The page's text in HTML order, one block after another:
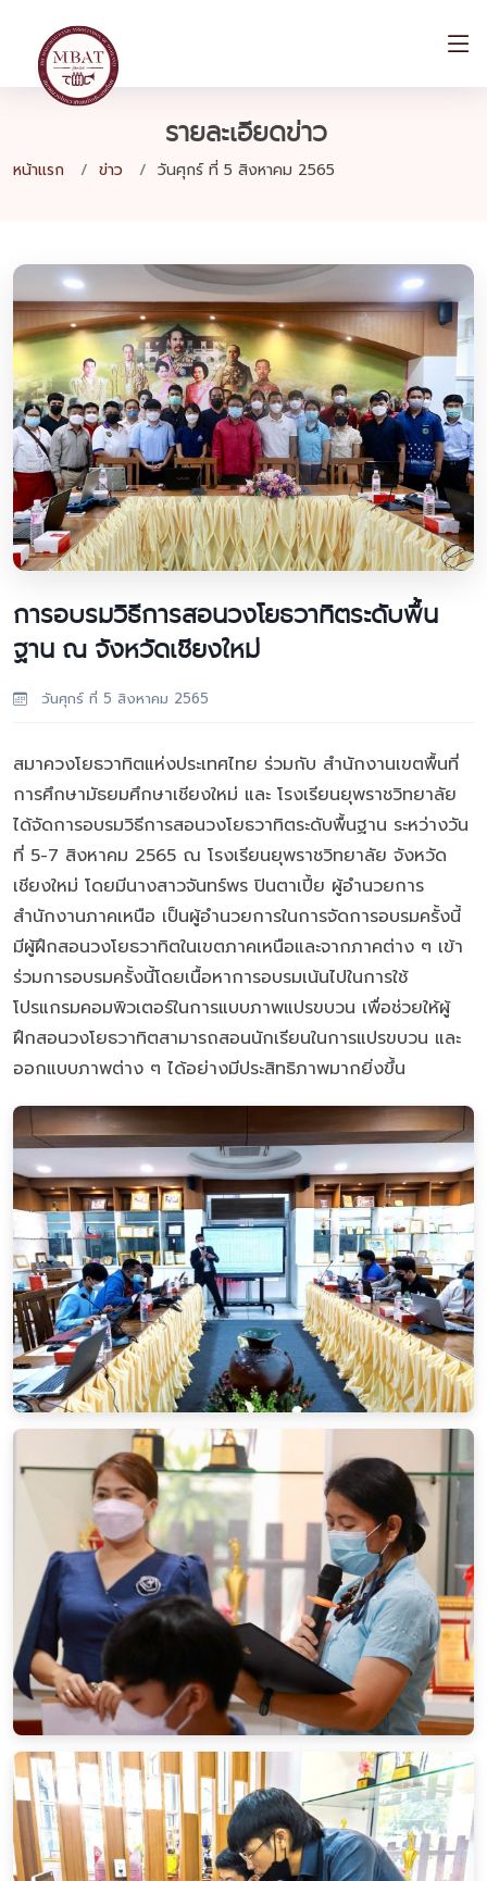
รายละเอียดข่าว
หน้าแรก ข่าว วันศุกร์ ที่ 5 สิงหาคม 2565
การอบรมวิธีการสอนวงโยธวาทิตระดับพื้น
ฐาน ณ จังหวัดเชียงใหม่
วันศุกร์ ที่ 5 สิงหาคม 2565
สมาควงโยธวาทิตแห่งประเทศไทย ร่วมกับ สำนักงานเขตพื้นที่
การศึกษามัธยมศึกษาเชียงใหม่ และ โรงเรียนยุพราชวิทยาลัย
ได้จัดการอบรมวิธีการสอนวงโยธวาทิตระดับพื้นฐาน ระหว่างวัน
ที่ 5-7 สิงหาคม 2565 ณ โรงเรียนยุพราชวิทยาลัย จังหวัด
เชียงใหม่ โดยมีนางสาวจันทร์พร ปินตาเปี้ย ผู้อำนวยการ
สำนักงานภาคเหนือ เป็นผู้อำนวยการในการจัดการอบรมครั้งนี้
มีผู้ฝึกสอนวงโยธวาทิตในเขตภาคเหนือและจากภาคต่าง ๆ เข้า
ร่วมการอบรมครั้งนี้โดยเนื้อหาการอบรมเน้นไปในการใช้
โปรแกรมคอมพิวเตอร์ในการแบบภาพแปรขบวน เพื่อช่วยให้ผู้
ฝึกสอนวงโยธวาทิตสามารถสอนนักเรียนในการแปรขบวน และ
ออกแบบภาพต่าง ๆ ได้อย่างมีประสิทธิภาพมากยิ่งขึ้น